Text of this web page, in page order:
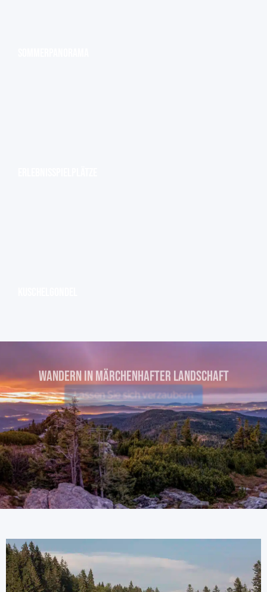
WANDERN IN MÄRCHENHAFTER Landschaft
Lassen Sie sich verzaubern